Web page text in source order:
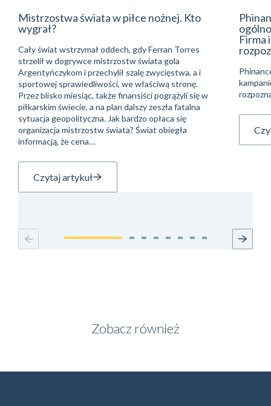
Mistrzostwa świata w piłce nożnej. Kto
wygrał?
Cały świat wstrzymał oddech, gdy Ferran Torres
strzelił w dogrywce mistrzostw świata gola
Argentyńczykom i przechylił szalę zwycięstwa, a i
sportowej sprawiedliwości, we właściwą stronę.
Przez blisko miesiąc, także finansiści pogrążyli się w
piłkarskim świecie, a na plan dalszy zeszła fatalna
sytuacja geopolityczna. Jak bardzo opłaca się
organizacja mistrzostw świata? Świat obiegła
informacją, że cena…
Czytaj artykuł
Firma
Zobacz również